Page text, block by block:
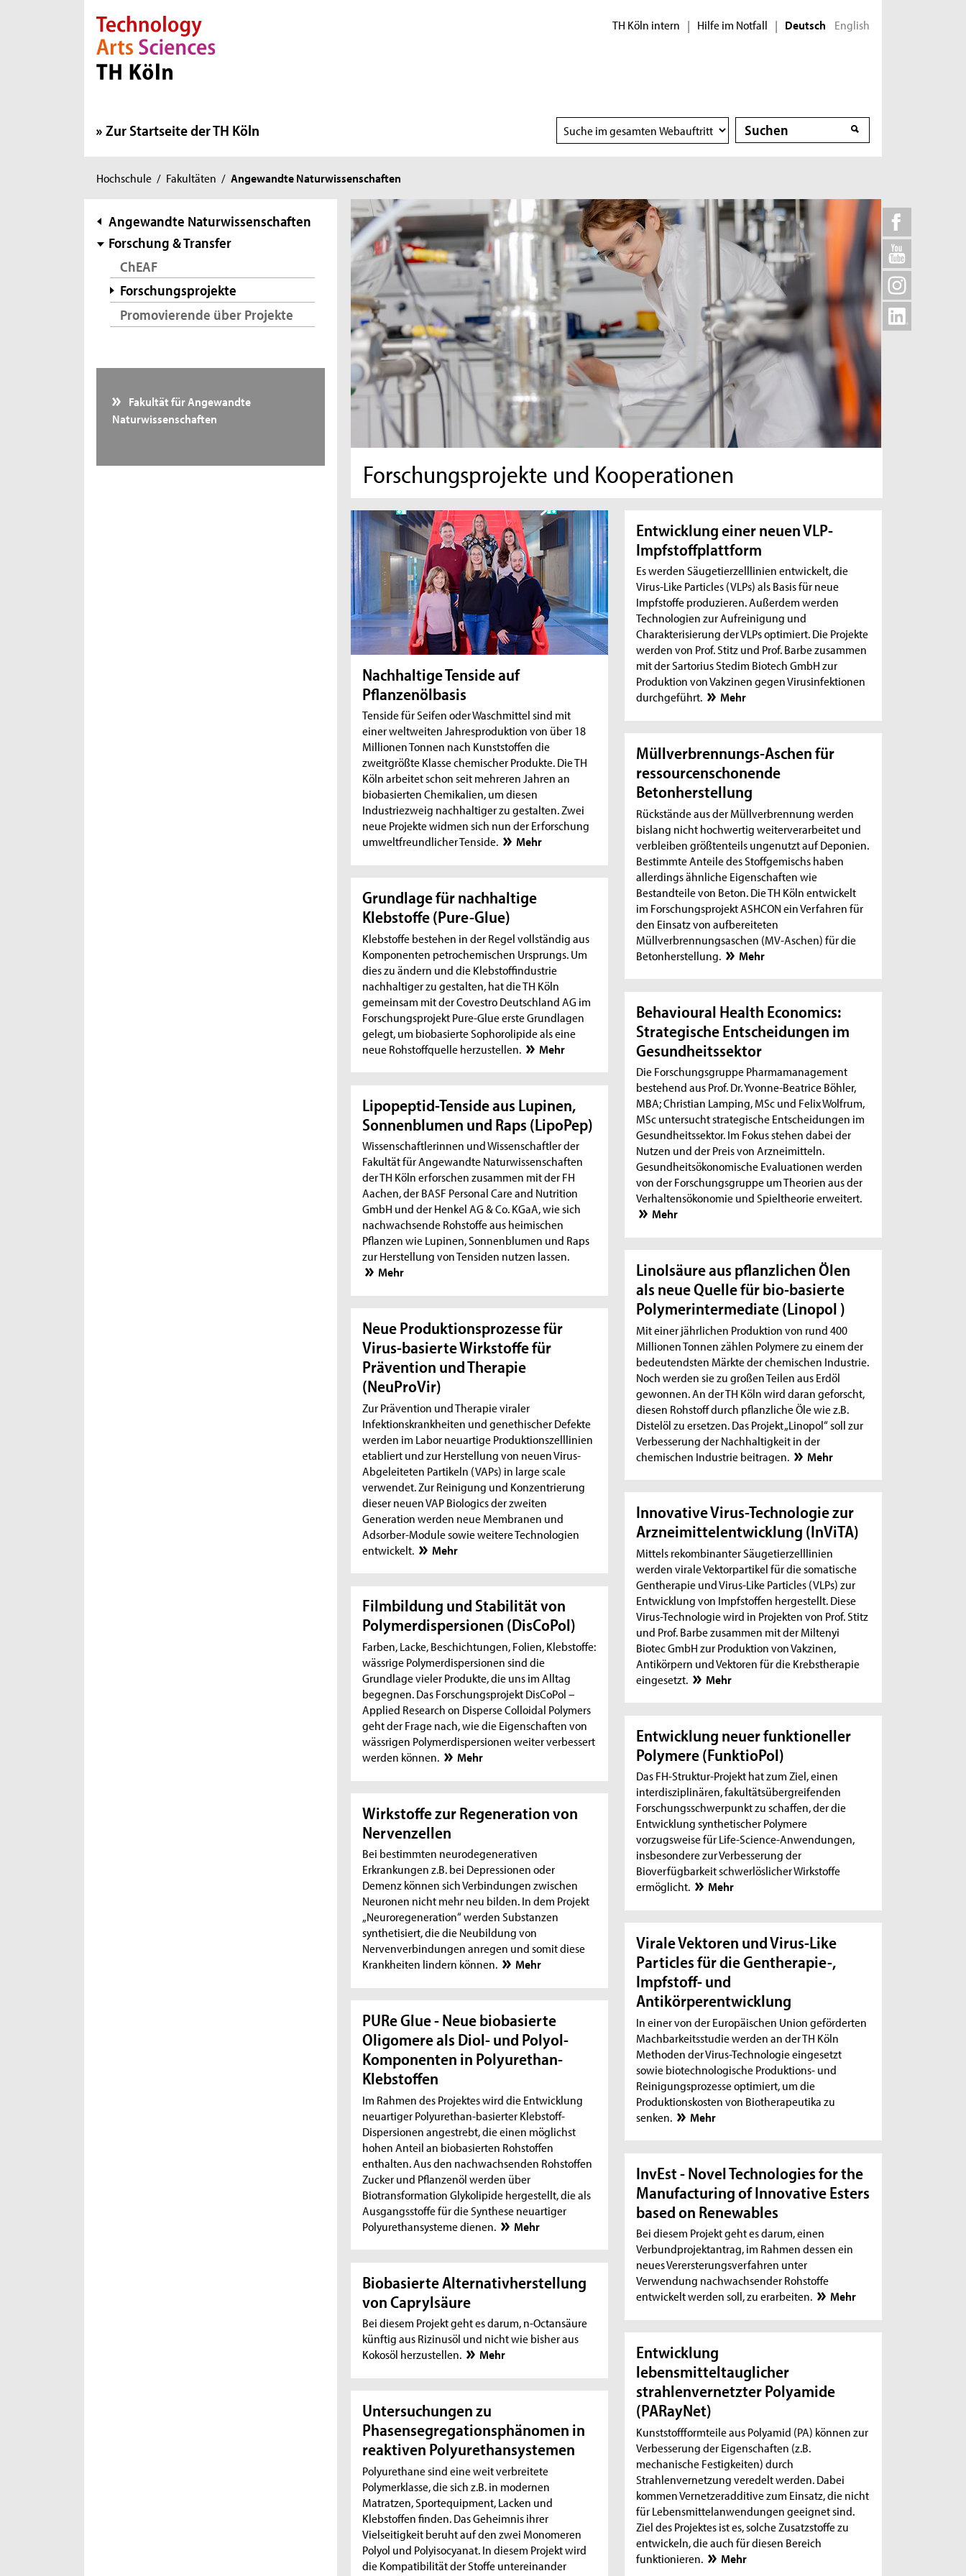
Direkt zur Hauptnavigation
Direkt zur Subnavigation
Direkt zum Inhalt
Direkt zum Fußbereich TH Köln intern | Hilfe im Notfall | Deutsch English
Zur Startseite der TH Köln
Suchbereich
wählen
Suche
Suche
Sie
hier:
Hochschule / Fakultäten / Angewandte Naturwissenschaften
Subnavigation
Angewandte Naturwissenschaften
Forschung & Transfer
ChEAF
Forschungsprojekte
Promovierende über Projekte
Fakultät für Angewandte
Naturwissenschaften
Forschungsprojekte und Kooperationen
Nachhaltige Tenside auf
Pflanzenölbasis
Tenside für Seifen oder Waschmittel sind mit
einer weltweiten Jahresproduktion von über 18
Millionen Tonnen nach Kunststoffen die
zweitgrößte Klasse chemischer Produkte. Die TH
Köln arbeitet schon seit mehreren Jahren an
biobasierten Chemikalien, um diesen
Industriezweig nachhaltiger zu gestalten. Zwei
neue Projekte widmen sich nun der Erforschung
umweltfreundlicher Tenside.
Mehr
Entwicklung einer neuen VLP-
Impfstoffplattform
Es werden Säugetierzelllinien entwickelt, die
Virus-Like Particles (VLPs) als Basis für neue
Impfstoffe produzieren. Außerdem werden
Technologien zur Aufreinigung und
Charakterisierung der VLPs optimiert. Die Projekte
werden von Prof. Stitz und Prof. Barbe zusammen
mit der Sartorius Stedim Biotech GmbH zur
Produktion von Vakzinen gegen Virusinfektionen
durchgeführt.
Mehr
Müllverbrennungs-Aschen für
ressourcenschonende
Betonherstellung
Rückstände aus der Müllverbrennung werden
bislang nicht hochwertig weiterverarbeitet und
verbleiben größtenteils ungenutzt auf Deponien.
Bestimmte Anteile des Stoffgemischs haben
allerdings ähnliche Eigenschaften wie
Bestandteile von Beton. Die TH Köln entwickelt
im Forschungsprojekt ASHCON ein Verfahren für
den Einsatz von aufbereiteten
Müllverbrennungsaschen (MV-Aschen) für die
Betonherstellung.
Mehr
Grundlage für nachhaltige
Klebstoffe (Pure-Glue)
Klebstoffe bestehen in der Regel vollständig aus
Komponenten petrochemischen Ursprungs. Um
dies zu ändern und die Klebstoffindustrie
nachhaltiger zu gestalten, hat die TH Köln
gemeinsam mit der Covestro Deutschland AG im
Forschungsprojekt Pure-Glue erste Grundlagen
gelegt, um biobasierte Sophorolipide als eine
neue Rohstoffquelle herzustellen.
Mehr
Behavioural Health Economics:
Strategische Entscheidungen im
Gesundheitssektor
Die Forschungsgruppe Pharmamanagement
bestehend aus Prof. Dr. Yvonne-Beatrice Böhler,
MBA; Christian Lamping, MSc und Felix Wolfrum,
MSc untersucht strategische Entscheidungen im
Gesundheitssektor. Im Fokus stehen dabei der
Nutzen und der Preis von Arzneimitteln.
Gesundheitsökonomische Evaluationen werden
von der Forschungsgruppe um Theorien aus der
Verhaltensökonomie und Spieltheorie erweitert.
Mehr
Lipopeptid-Tenside aus Lupinen,
Sonnenblumen und Raps (LipoPep)
Wissenschaftlerinnen und Wissenschaftler der
Fakultät für Angewandte Naturwissenschaften
der TH Köln erforschen zusammen mit der FH
Aachen, der BASF Personal Care and Nutrition
GmbH und der Henkel AG & Co. KGaA, wie sich
nachwachsende Rohstoffe aus heimischen
Pflanzen wie Lupinen, Sonnenblumen und Raps
zur Herstellung von Tensiden nutzen lassen.
Mehr
Linolsäure aus pflanzlichen Ölen
als neue Quelle für bio-basierte
Polymerintermediate (Linopol )
Mit einer jährlichen Produktion von rund 400
Millionen Tonnen zählen Polymere zu einem der
bedeutendsten Märkte der chemischen Industrie.
Noch werden sie zu großen Teilen aus Erdöl
gewonnen. An der TH Köln wird daran geforscht,
diesen Rohstoff durch pflanzliche Öle wie z.B.
Distelöl zu ersetzen. Das Projekt „Linopol“ soll zur
Verbesserung der Nachhaltigkeit in der
chemischen Industrie beitragen.
Mehr
Neue Produktionsprozesse für
Virus-basierte Wirkstoffe für
Prävention und Therapie
(NeuProVir)
Zur Prävention und Therapie viraler
Infektionskrankheiten und genethischer Defekte
werden im Labor neuartige Produktionszelllinien
etabliert und zur Herstellung von neuen Virus-
Abgeleiteten Partikeln (VAPs) in large scale
verwendet. Zur Reinigung und Konzentrierung
dieser neuen VAP Biologics der zweiten
Generation werden neue Membranen und
Adsorber-Module sowie weitere Technologien
entwickelt.
Mehr
Innovative Virus-Technologie zur
Arzneimittelentwicklung (InViTA)
Mittels rekombinanter Säugetierzelllinien
werden virale Vektorpartikel für die somatische
Gentherapie und Virus-Like Particles (VLPs) zur
Entwicklung von Impfstoffen hergestellt. Diese
Virus-Technologie wird in Projekten von Prof. Stitz
und Prof. Barbe zusammen mit der Miltenyi
Biotec GmbH zur Produktion von Vakzinen,
Antikörpern und Vektoren für die Krebstherapie
eingesetzt.
Mehr
Filmbildung und Stabilität von
Polymerdispersionen (DisCoPol)
Farben, Lacke, Beschichtungen, Folien, Klebstoffe:
wässrige Polymerdispersionen sind die
Grundlage vieler Produkte, die uns im Alltag
begegnen. Das Forschungsprojekt DisCoPol –
Applied Research on Disperse Colloidal Polymers
geht der Frage nach, wie die Eigenschaften von
wässrigen Polymerdispersionen weiter verbessert
werden können.
Mehr
Entwicklung neuer funktioneller
Polymere (FunktioPol)
Das FH-Struktur-Projekt hat zum Ziel, einen
interdisziplinären, fakultätsübergreifenden
Forschungsschwerpunkt zu schaffen, der die
Entwicklung synthetischer Polymere
vorzugsweise für Life-Science-Anwendungen,
insbesondere zur Verbesserung der
Bioverfügbarkeit schwerlöslicher Wirkstoffe
ermöglicht.
Mehr
Wirkstoffe zur Regeneration von
Nervenzellen
Bei bestimmten neurodegenerativen
Erkrankungen z.B. bei Depressionen oder
Demenz können sich Verbindungen zwischen
Neuronen nicht mehr neu bilden. In dem Projekt
„Neuroregeneration“ werden Substanzen
synthetisiert, die die Neubildung von
Nervenverbindungen anregen und somit diese
Krankheiten lindern können.
Mehr
Virale Vektoren und Virus-Like
Particles für die Gentherapie-,
Impfstoff- und
Antikörperentwicklung
In einer von der Europäischen Union geförderten
Machbarkeitsstudie werden an der TH Köln
Methoden der Virus-Technologie eingesetzt
sowie biotechnologische Produktions- und
Reinigungsprozesse optimiert, um die
Produktionskosten von Biotherapeutika zu
senken.
Mehr
PURe Glue - Neue biobasierte
Oligomere als Diol- und Polyol-
Komponenten in Polyurethan-
Klebstoffen
Im Rahmen des Projektes wird die Entwicklung
neuartiger Polyurethan-basierter Klebstoff-
Dispersionen angestrebt, die einen möglichst
hohen Anteil an biobasierten Rohstoffen
enthalten. Aus den nachwachsenden Rohstoffen
Zucker und Pflanzenöl werden über
Biotransformation Glykolipide hergestellt, die als
Ausgangsstoffe für die Synthese neuartiger
Polyurethansysteme dienen.
Mehr
InvEst - Novel Technologies for the
Manufacturing of Innovative Esters
based on Renewables
Bei diesem Projekt geht es darum, einen
Verbundprojektantrag, im Rahmen dessen ein
neues Verersterungsverfahren unter
Verwendung nachwachsender Rohstoffe
entwickelt werden soll, zu erarbeiten.
Mehr
Biobasierte Alternativherstellung
von Caprylsäure
Bei diesem Projekt geht es darum, n-Octansäure
künftig aus Rizinusöl und nicht wie bisher aus
Kokosöl herzustellen.
Mehr
Entwicklung
lebensmitteltauglicher
strahlenvernetzter Polyamide
(PARayNet)
Kunststoffformteile aus Polyamid (PA) können zur
Verbesserung der Eigenschaften (z.B.
mechanische Festigkeiten) durch
Strahlenvernetzung veredelt werden. Dabei
kommen Vernetzeradditive zum Einsatz, die nicht
für Lebensmittelanwendungen geeignet sind.
Ziel des Projektes ist es, solche Zusatzstoffe zu
entwickeln, die auch für diesen Bereich
funktionieren.
Mehr
Untersuchungen zu
Phasensegregationsphänomen in
reaktiven Polyurethansystemen
Polyurethane sind eine weit verbreitete
Polymerklasse, die sich z.B. in modernen
Matratzen, Sportequipment, Lacken und
Klebstoffen finden. Das Geheimnis ihrer
Vielseitigkeit beruht auf den zwei Monomeren
Polyol und Polyisocyanat. In diesem Projekt wird
die Kompatibilität der Stoffe untereinander